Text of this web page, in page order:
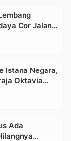
Cor Jalan
Istana Negara,
Oktavia
Seni
Ada